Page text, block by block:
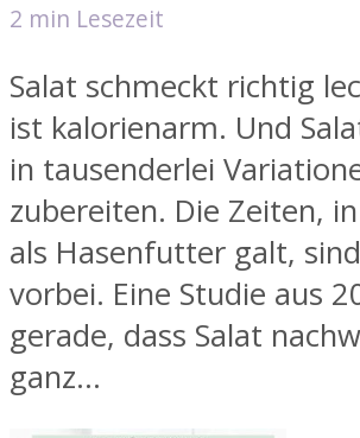
2 min Lesezeit
Salat schmeckt richtig
ist kalorienarm. Und
in tausenderlei
zubereiten. Die Zeiten,
als Hasenfutter galt,
vorbei. Eine Studie aus
gerade, dass Salat
ganz...